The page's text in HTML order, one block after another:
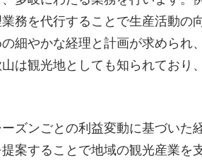
務を代行することで生産活動
細やかな経理と計画が求められ
は観光地としても知られてお
ズンごとの利益変動に基づい
案することで地域の観光産業